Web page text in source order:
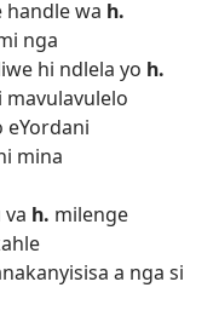
handle wa h.
nga
hi ndlela yo h.
mavulavulelo
eYordani
mina
h. milenge
a nga si